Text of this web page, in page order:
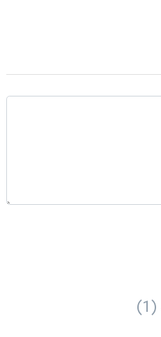
(1)